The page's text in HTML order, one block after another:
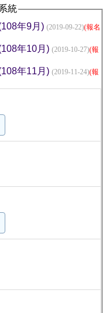
統
年9月) (2019-09-22)(報名
年10月) (2019-10-27)(報
年11月) (2019-11-24)(報